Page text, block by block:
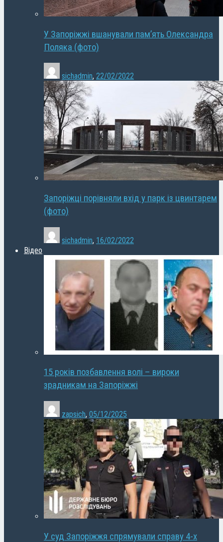
У Запоріжжі вшанували пам’ять Олександра
Поляка (фото)
sichadmin, 22/02/2022
Запоріжці порівняли вхід у парк із цвинтарем
(фото)
sichadmin, 16/02/2022
Відео
15 років позбавлення волі – вироки
зрадникам на Запоріжжі
zapsich, 05/12/2025
У суд Запоріжжя спрямували справу 4-х